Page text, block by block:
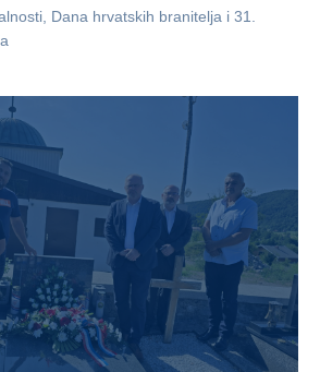
Dana hrvatskih branitelja i 31.